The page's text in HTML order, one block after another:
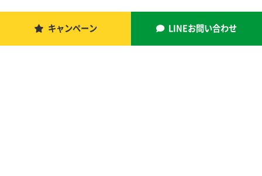
キャンペーン LINEお問い合わせ